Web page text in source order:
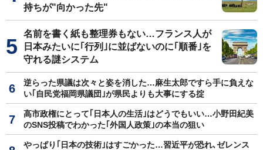
持ちが"向かった先"
名前を書く紙も整理券もない…フランス人が
日本みたいに｢行列｣に並ばないのに｢順番｣を
守れる謎システム
逆らった県議は次々と姿を消した…麻生太郎ですら手に負えな
い｢自民党福岡県議団｣が県民よりも大事にする掟
高市政権にとって｢日本人の生活｣はどうでもいい…小野田紀美
のSNS投稿でわかった｢外国人政策｣の本当の狙い
やっぱり｢日本の技術｣はすごかった…習近平が恐れ､ゼレンス